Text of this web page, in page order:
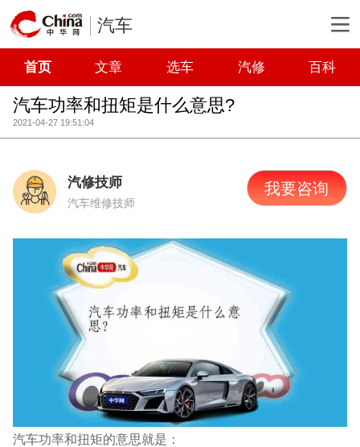
汽车
首页 文章 选车 汽修 百科
汽车功率和扭矩是什么意思?
2021-04-27 19:51:04
汽修技师
汽车维修技师
我要咨询
汽车功率和扭矩的意思就是：